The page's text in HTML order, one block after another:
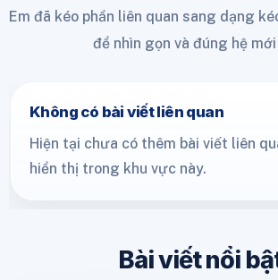
Em đã kéo phần liên quan sang dạng
để nhìn gọn và đúng hệ
Không có bài viết liên quan
Hiện tại chưa có thêm bài viết liên
hiển thị trong khu vực này.
Bài viết nổi